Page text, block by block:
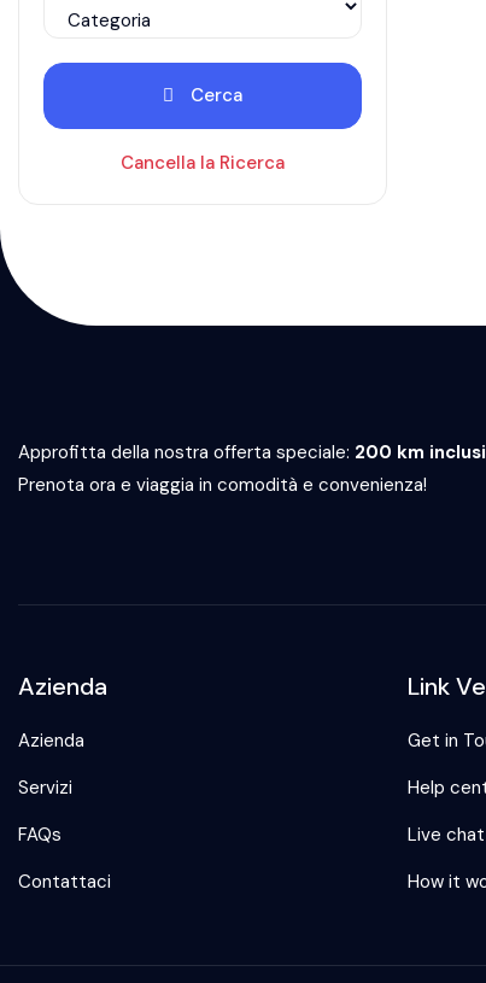
Cerca
Cancella la Ricerca
Approfitta della nostra offerta speciale: 200 km inclusi
Prenota ora e viaggia in comodità e convenienza!
Azienda
Azienda
Servizi
FAQs
Contattaci
Link
Get in
Help
Live chat
How it